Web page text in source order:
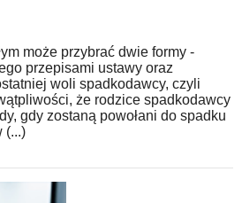
może przybrać dwie formy -
przepisami ustawy oraz
woli spadkodawcy, czyli
że rodzice spadkodawcy
gdy zostaną powołani do spadku
(...)